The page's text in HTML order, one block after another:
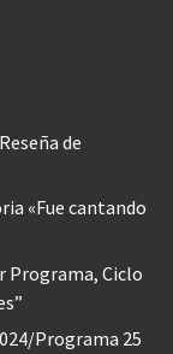
de
«Fue cantando
Programa, Ciclo
Programa 25